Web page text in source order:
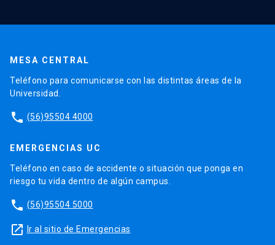
MESA CENTRAL
Teléfono para comunicarse con las distintas áreas de la
Universidad.
phone (56)95504 4000
EMERGENCIAS UC
Teléfono en caso de accidente o situación que ponga en
riesgo tu vida dentro de algún campus.
phone (56)95504 5000
launch Ir al sitio de Emergencias